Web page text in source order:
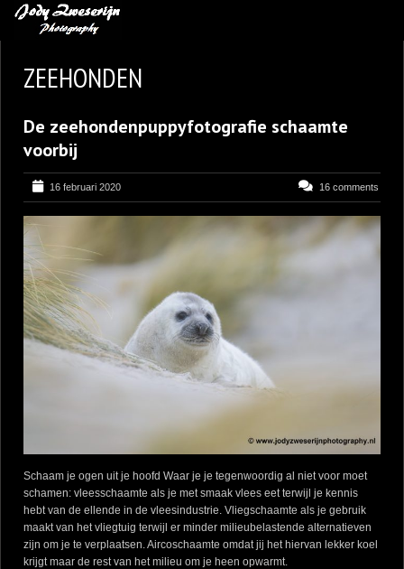
BLOG
LEREN VAN KUNST
BENCE MATE FOTOHUTTEN
OVER MIJ
CONTACT
ZEEHONDEN
De zeehondenpuppyfotografie schaamte
voorbij
16 februari 2020 16 comments
Schaam je ogen uit je hoofd Waar je je tegenwoordig al niet voor moet
schamen: vleesschaamte als je met smaak vlees eet terwijl je kennis
hebt van de ellende in de vleesindustrie. Vliegschaamte als je gebruik
maakt van het vliegtuig terwijl er minder milieubelastende alternatieven
zijn om je te verplaatsen. Aircoschaamte omdat jij het hiervan lekker koel
krijgt maar de rest van het milieu om je heen opwarmt.